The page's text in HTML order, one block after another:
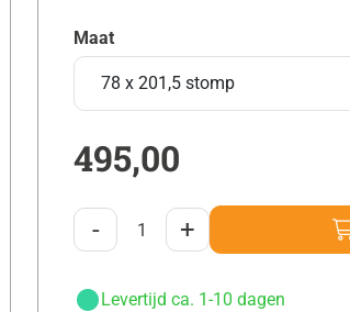
Maat
495,00
- +
Levertijd ca. 1-10 dagen